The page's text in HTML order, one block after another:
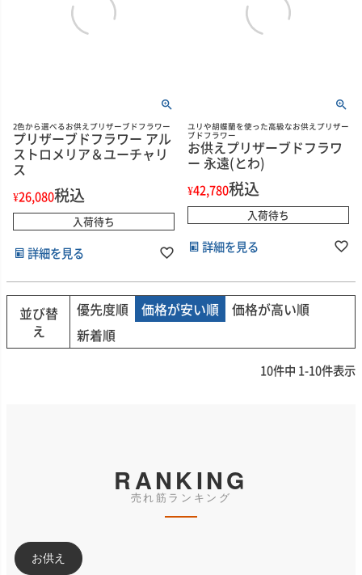
2色から選べるお供えプリザーブドフラワー
プリザーブドフラワー アル
ストロメリア＆ユーチャリ
ス
¥26,080税込
入荷待ち
詳細を見る
ユリや胡蝶蘭を使った高級なお供えプリザー
ブドフラワー
お供えプリザーブドフラワ
ー 永遠(とわ)
¥42,780税込
入荷待ち
詳細を見る
並び替
え
優先度順 価格が安い順
価格が高い順
新着順
10件中 1-10件表示